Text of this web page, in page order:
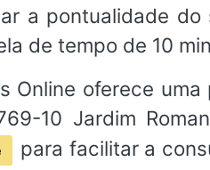
a pontualidade
de tempo de 10
Online oferece
10 Jardim
para facilitar a